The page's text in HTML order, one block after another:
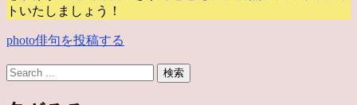
トいたしましょう！
photo俳句を投稿する